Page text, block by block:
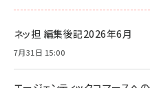
ネッ担 編集後記2026年6月
7月31日 15:00